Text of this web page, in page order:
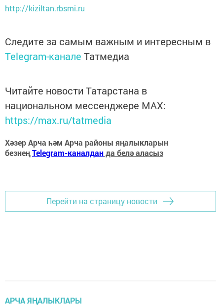
http://kiziltan.rbsmi.ru
Следите за самым важным и интересным в
Telegram-канале Татмедиа
Читайте новости Татарстана в
национальном мессенджере MАХ:
https://max.ru/tatmedia
Хәзер Арча һәм Арча районы яңалыкларын
безнеңTelegram-каналданда белә аласыз
Перейти на страницу новости
АРЧА ЯҢАЛЫКЛАРЫ